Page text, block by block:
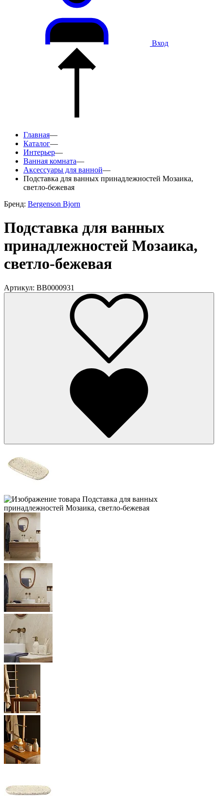
Вход
Главная—
Каталог—
Интерьер—
Ванная комната—
Аксессуары для ванной—
Подставка для ванных принадлежностей Мозаика,
светло-бежевая
Бренд: Bergenson Bjorn
Подставка для ванных
принадлежностей Мозаика,
светло-бежевая
Артикул: BB0000931